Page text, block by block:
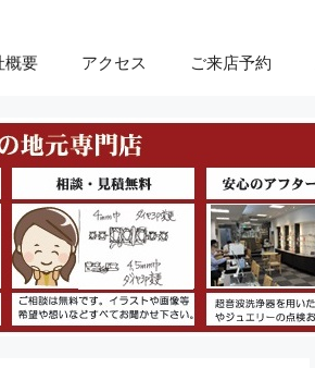
概要 アクセス ご来店予約